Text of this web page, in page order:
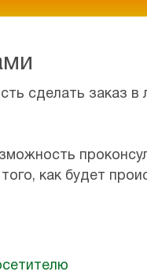
сделать заказ в
как будет